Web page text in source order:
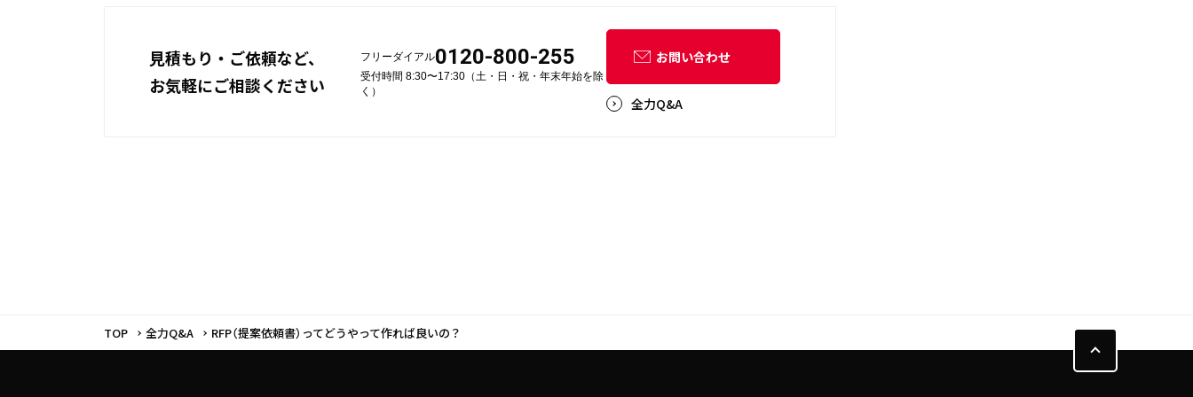
見積もり・ご依頼など、
お気軽にご相談ください
フリーダイアル0120-800-255
受付時間 8:30〜17:30（土・日・祝・年末年始を除
く）
お問い合わせ
全力Q&A
TOP 全力Q&A RFP（提案依頼書）ってどうやって作れば良いの？